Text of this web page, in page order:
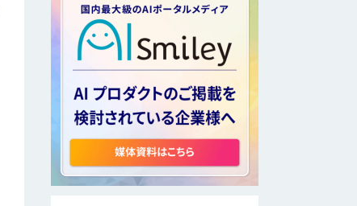
データ分析エージ
ェント
物品輸出から留学
生・研究者のバッ
動化。輸出管理
AI「TRAFEED」